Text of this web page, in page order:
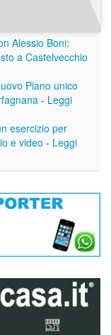
Alessio Boni:
a Castelvecchio
Piano unico
- Leggi
esercizio per
e video - Leggi